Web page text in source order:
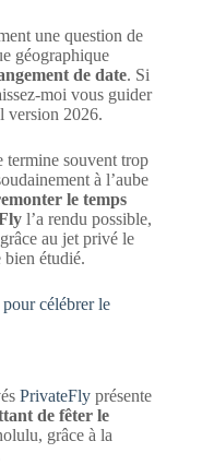
une question de
géographique
de date. Si
moi vous guider
version 2026.
termine souvent trop
à l’aube
le temps
l’a rendu possible,
au jet privé le
étudié.
célébrer le
PrivateFly présente
de fêter le
grâce à la